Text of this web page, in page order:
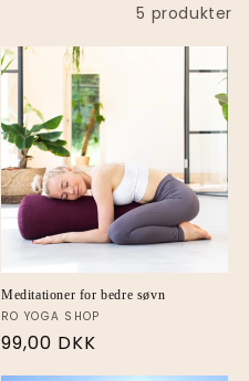
5 produkter
Meditationer for bedre søvn
RO YOGA SHOP
99,00 DKK